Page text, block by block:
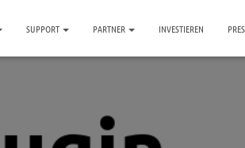
SUPPORT PARTNER INVESTIEREN